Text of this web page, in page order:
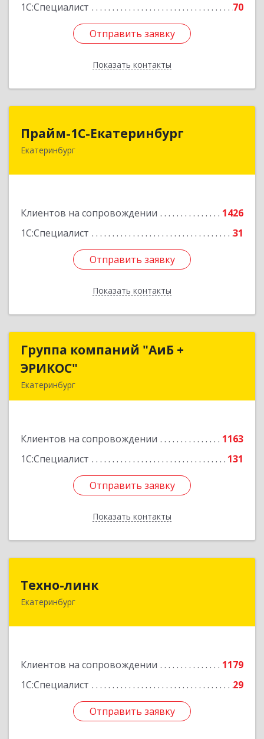
1С:Специалист
70
Отправить заявку
Показать контакты
Отправить заявку
Назад
Прайм-1С-Екатеринбург
Екатеринбург
Клиентов на сопровождении
1426
1С:Специалист
31
Отправить заявку
Показать контакты
Прайм-1С-Екатеринбург
620142, Свердловская обл, Екатеринбург г, 8
Отправить заявку
Назад
Группа компаний "АиБ +
ЭРИКОС"
Екатеринбург
Клиентов на сопровождении
1163
1С:Специалист
131
Отправить заявку
Показать контакты
Группа компаний "АиБ +
Подробнее
Отправить заявку
Назад
Техно-линк
Екатеринбург
Клиентов на сопровождении
1179
1С:Специалист
29
Отправить заявку
620000, Свердловская обл, Екатеринбург г,
Отправить заявку